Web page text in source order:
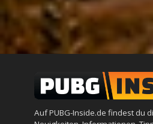
Auf PUBG-Inside.de findest du